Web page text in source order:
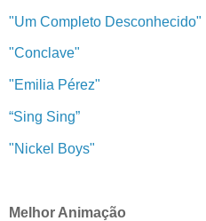
"Um Completo Desconhecido"
"Conclave"
"Emilia Pérez"
“Sing Sing”
"Nickel Boys"
Melhor Animação